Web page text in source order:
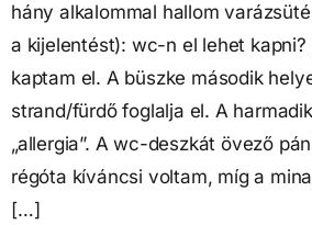
hány alkalommal hallom
a kijelentést): wc-n el lehet
kaptam el. A büszke második
strand/fürdő foglalja el. A
„allergia”. A wc-deszkát övező
régóta kíváncsi voltam, míg a
[…]